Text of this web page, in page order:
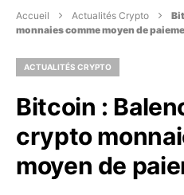
Accueil Actualités Crypto
monnaies comme moyen de
ACTUALITÉS CRYPTO
Bitcoin :
crypto
moyen de